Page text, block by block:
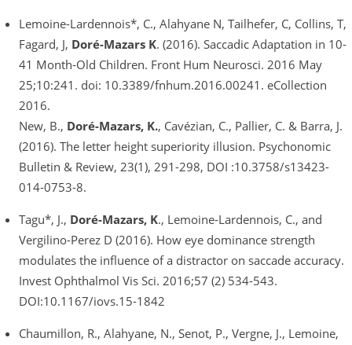
Lemoine-Lardennois*, C., Alahyane N, Tailhefer, C, Collins, T,
Fagard, J, Doré-Mazars K. (2016). Saccadic Adaptation in 10-
41 Month-Old Children. Front Hum Neurosci. 2016 May
25;10:241. doi: 10.3389/fnhum.2016.00241. eCollection
2016.
New, B., Doré-Mazars, K., Cavézian, C., Pallier, C. & Barra, J.
(2016). The letter height superiority illusion. Psychonomic
Bulletin & Review, 23(1), 291-298, DOI :10.3758/s13423-
014-0753-8.
Tagu*, J., Doré-Mazars, K., Lemoine-Lardennois, C., and
Vergilino-Perez D (2016). How eye dominance strength
modulates the influence of a distractor on saccade accuracy.
Invest Ophthalmol Vis Sci. 2016;57 (2) 534-543.
DOI:10.1167/iovs.15-1842
Chaumillon, R., Alahyane, N., Senot, P., Vergne, J., Lemoine,